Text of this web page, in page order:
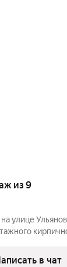
из 9
улице
в чат